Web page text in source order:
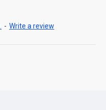
- Write a review